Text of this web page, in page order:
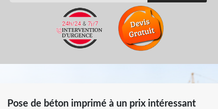
Pose de béton imprimé à un prix intéressant